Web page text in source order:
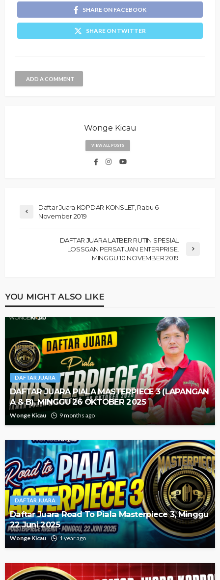
SHARE ON FACEBOOK
SHARE ON TWITTER
ADD A COMMENT
Wonge Kicau
VIEW ALL POSTS
Daftar Juara KOPDAR KONSLET, Rabu 6
November 2019
DAFTAR JUARA LATBER RUTIN SPESIAL
LOSSGAN PERSATUAN ENTERPRISE,
MINGGU 10 NOVEMBER 2019
YOU MIGHT ALSO LIKE
DAFTAR JUARA
DAFTAR JUARA PIALA MASTERPIECE 3 (LAPANGAN
A & B), MINGGU 26 OKTOBER 2025
Wonge Kicau 9 months ago
DAFTAR JUARA
Daftar Juara Road To Piala Masterpiece 3, Minggu
22 Juni 2025
Wonge Kicau 1 year ago